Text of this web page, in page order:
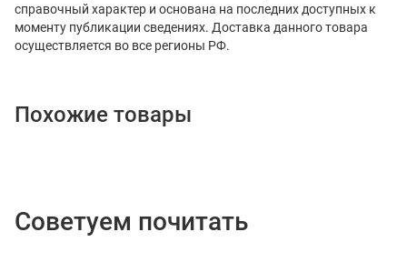
справочный характер и основана на последних доступных к
моменту публикации сведениях. Доставка данного товара
осуществляется во все регионы РФ.
Похожие товары
Советуем почитать